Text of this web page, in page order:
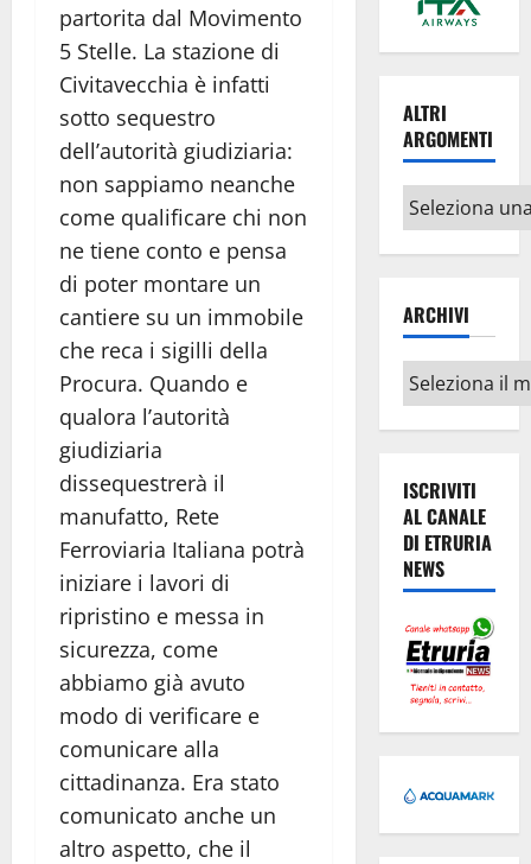
partorita dal Movimento
5 Stelle. La stazione di
Civitavecchia è infatti
sotto sequestro
dell’autorità giudiziaria:
non sappiamo neanche
come qualificare chi non
ne tiene conto e pensa
di poter montare un
cantiere su un immobile
che reca i sigilli della
Procura. Quando e
qualora l’autorità
giudiziaria
dissequestrerà il
manufatto, Rete
Ferroviaria Italiana potrà
iniziare i lavori di
ripristino e messa in
sicurezza, come
abbiamo già avuto
modo di verificare e
comunicare alla
cittadinanza. Era stato
comunicato anche un
altro aspetto, che il
ALTRI
ARGOMENTI
Altri
argomenti
ARCHIVI
Archivi
ISCRIVITI
AL CANALE
DI ETRURIA
NEWS